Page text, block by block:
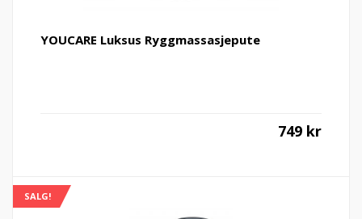
YOUCARE Luksus Ryggmassasjepute
749 kr
SALG!